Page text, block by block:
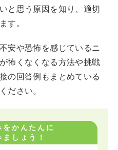
と思う原因を知り、適切
す。
安や恐怖を感じているニ
怖くなくなる方法や挑戦
の回答例もまとめている
ださい。
かんたんに
しょう！